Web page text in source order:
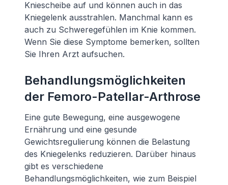
Kniescheibe auf und können auch in das
Kniegelenk ausstrahlen. Manchmal kann es
auch zu Schweregefühlen im Knie kommen.
Wenn Sie diese Symptome bemerken, sollten
Sie Ihren Arzt aufsuchen.
Behandlungsmöglichkeiten
der Femoro-Patellar-Arthrose
Eine gute Bewegung, eine ausgewogene
Ernährung und eine gesunde
Gewichtsregulierung können die Belastung
des Kniegelenks reduzieren. Darüber hinaus
gibt es verschiedene
Behandlungsmöglichkeiten, wie zum Beispiel